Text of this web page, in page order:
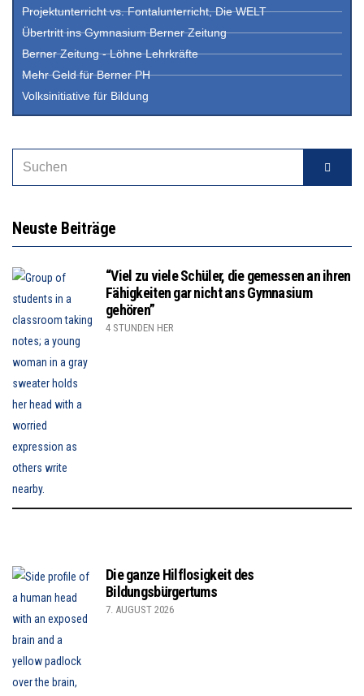
Projektunterricht vs. Fontalunterricht, Die WELT
Übertritt ins Gymnasium Berner Zeitung
Berner Zeitung - Löhne Lehrkräfte
Mehr Geld für Berner PH
Volksinitiative für Bildung
Neuste Beiträge
“Viel zu viele Schüler, die gemessen an ihren
Fähigkeiten gar nicht ans Gymnasium
gehören”
4 STUNDEN HER
Die ganze Hilflosigkeit des
Bildungsbürgertums
7. AUGUST 2026